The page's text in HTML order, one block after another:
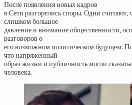
После появления новых кадров
в Сети разгорелись споры. Одни считают,
слишком большое
давление и внимание общественности,
разговоров о
его возможном политическом будущем.
что напряженный
образ жизни и публичность могли
человека.